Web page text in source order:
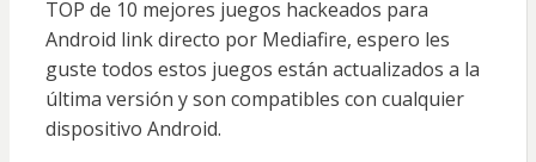
TOP de 10 mejores juegos hackeados para
Android link directo por Mediafire, espero les
guste todos estos juegos están actualizados a la
última versión y son compatibles con cualquier
dispositivo Android.